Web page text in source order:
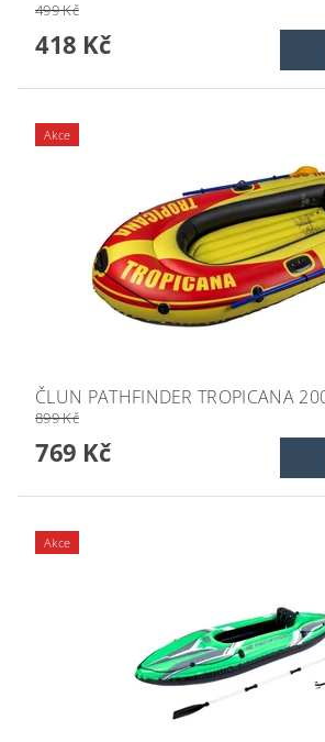
499 Kč
418 Kč
Akce
ČLUN PATHFINDER TROPICANA
899 Kč
769 Kč
Akce